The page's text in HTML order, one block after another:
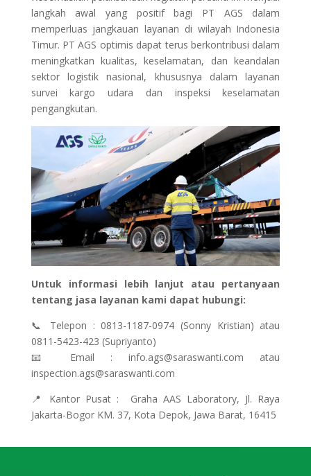
langkah awal yang positif bagi PT AGS dalam
memperluas jangkauan layanan di wilayah Indonesia
Timur. PT AGS optimis dapat terus berkontribusi dalam
meningkatkan kualitas, keselamatan, dan keandalan
sektor logistik nasional, khususnya dalam layanan
survei kargo udara dan inspeksi keselamatan
pengangkutan.
Untuk informasi lebih lanjut atau pertanyaan
tentang jasa layanan kami dapat hubungi:
📞 Telepon : 0813-1187-0974 (Sonny Kristian) atau
0811-5423-423 (Supriyanto)
📧 Email : info.ags@saraswanti.com atau
inspection.ags@saraswanti.com
📍 Kantor Pusat : Graha AAS Laboratory, Jl. Raya
Jakarta-Bogor KM. 37, Kota Depok, Jawa Barat, 16415